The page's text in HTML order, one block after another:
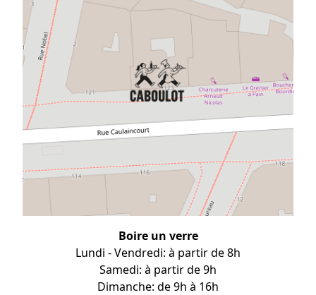
Boire un verre
Lundi - Vendredi: à partir de 8h
Samedi: à partir de 9h
Dimanche: de 9h à 16h